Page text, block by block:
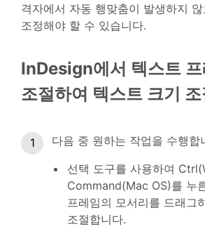
격자에서 자동 행맞춤이 발생하지
조정해야 할 수 있습니다.
InDesign에서 텍스트
조절하여 텍스트 크기 조
다음 중 원하는 작업을 수행합
선택 도구를 사용하여
Command(Mac OS)를 누
프레임의 모서리를 드래그
조절합니다.